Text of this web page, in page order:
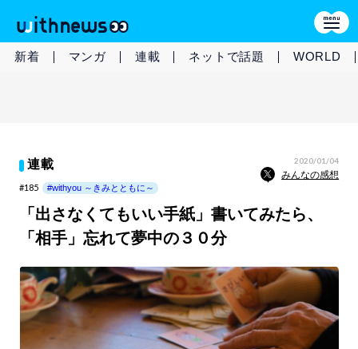
新着 マンガ 連載 ネットで話題 WORLD
連載 2020/01/04
みんなの感想
#185 #withyou ～きみとともに～
「出さなくてもいい手紙」書いてみたら、
「相手」忘れて夢中の３０分